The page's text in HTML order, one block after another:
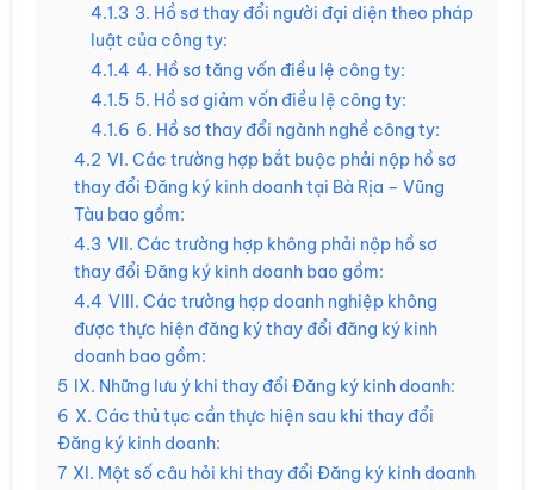
4.1.3 3. Hồ sơ thay đổi người đại diện theo pháp
luật của công ty:
4.1.4 4. Hồ sơ tăng vốn điều lệ công ty:
4.1.5 5. Hồ sơ giảm vốn điều lệ công ty:
4.1.6 6. Hồ sơ thay đổi ngành nghề công ty:
4.2 VI. Các trường hợp bắt buộc phải nộp hồ sơ
thay đổi Đăng ký kinh doanh tại Bà Rịa – Vũng
Tàu bao gồm:
4.3 VII. Các trường hợp không phải nộp hồ sơ
thay đổi Đăng ký kinh doanh bao gồm:
4.4 VIII. Các trường hợp doanh nghiệp không
được thực hiện đăng ký thay đổi đăng ký kinh
doanh bao gồm:
5 IX. Những lưu ý khi thay đổi Đăng ký kinh doanh:
6 X. Các thủ tục cần thực hiện sau khi thay đổi
Đăng ký kinh doanh:
7 XI. Một số câu hỏi khi thay đổi Đăng ký kinh doanh